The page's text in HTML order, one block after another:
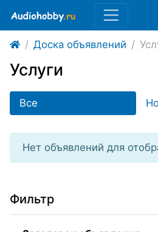
Доска объявлений
Услуги
Все
Нет объявлений для
Фильтр